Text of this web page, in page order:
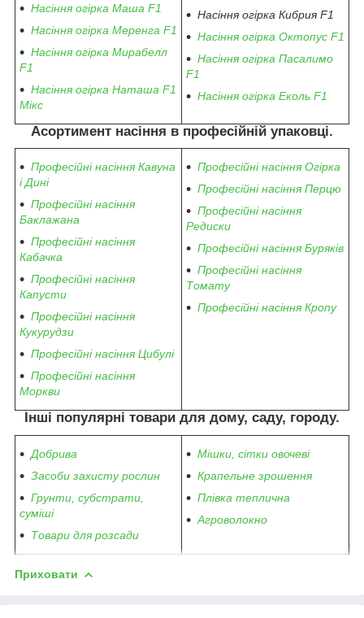
Насіння огірка Маша F1
Насіння огірка Меренга F1
Насіння огірка Мирабелл
F1
Насіння огірка Наташа F1
Мікс
Насіння огірка Кибрия F1
Насіння огірка Октопус F1
Насіння огірка Пасалимо
F1
Насіння огірка Еколь F1
Асортимент насіння в професійній упаковці.
Професійні насіння Кавуна
і Дині
Професійні насіння
Баклажана
Професійні насіння
Кабачка
Професійні насіння
Капусти
Професійні насіння
Кукурудзи
Професійні насіння Цибулі
Професійні насіння
Моркви
Професійні насіння Огірка
Професійні насіння Перцю
Професійні насіння
Редиски
Професійні насіння Буряків
Професійні насіння
Томату
Професійні насіння Кропу
Інші популярні товари для дому, саду, городу.
Добрива
Засоби захисту рослин
Грунти, субстрати,
суміші
Товари для розсади
Мішки, сітки овочеві
Крапельне зрошення
Плівка теплична
Агроволокно
Приховати